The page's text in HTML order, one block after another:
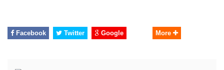
Facebook Twitter Google More